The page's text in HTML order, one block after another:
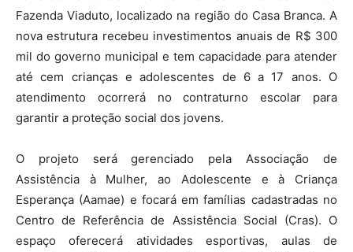
Fazenda Viaduto, localizado na região do Casa Branca. A
nova estrutura recebeu investimentos anuais de R$ 300
mil do governo municipal e tem capacidade para atender
até cem crianças e adolescentes de 6 a 17 anos. O
atendimento ocorrerá no contraturno escolar para
garantir a proteção social dos jovens.
O projeto será gerenciado pela Associação de
Assistência à Mulher, ao Adolescente e à Criança
Esperança (Aamae) e focará em famílias cadastradas no
Centro de Referência de Assistência Social (Cras). O
espaço oferecerá atividades esportivas, aulas de